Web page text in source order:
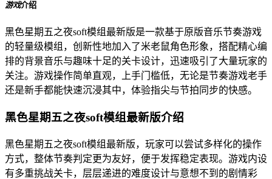
游戏介绍
黑色星期五之夜soft模组最新版是一款基于原版音乐节奏游戏
的轻量级模组，创新性地加入了米老鼠角色形象，搭配精心编
排的背景音乐与趣味十足的关卡设计，迅速吸引了大量玩家的
关注。游戏操作简单直观，上手门槛低，无论是节奏游戏老手
还是新手都能快速沉浸其中，体验指尖与节拍同步的快感。
黑色星期五之夜soft模组最新版介绍
黑色星期五之夜soft模组最新版，玩家可以尝试多样化的操作
方式，整体节奏判定更为友好，便于发挥稳定表现。游戏内设
有多重挑战关卡，层层递进的难度设计与意想不到的剧情彩